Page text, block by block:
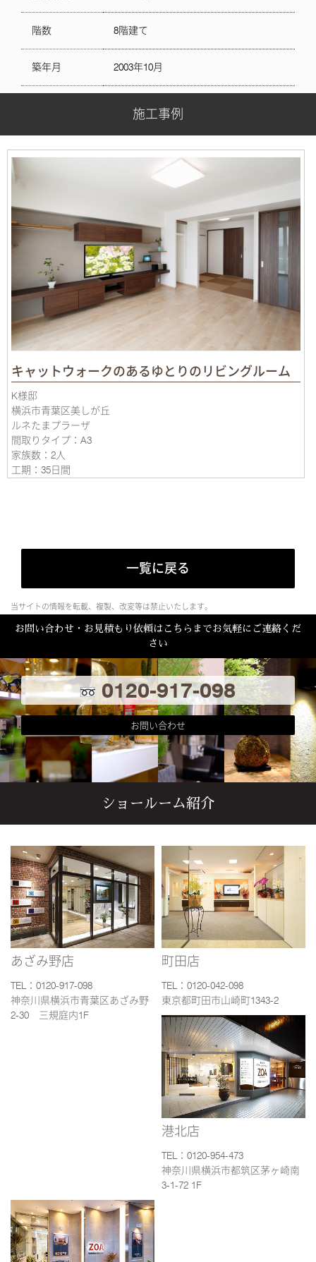
階数 8階建て
築年月 2003年10月
施工事例
キャットウォークのあるゆとりのリビングルーム
K様邸
横浜市青葉区美しが丘
ルネたまプラーザ
間取りタイプ：A3
家族数：2人
工期：35日間
一覧に戻る
当サイトの情報を転載、複製、改変等は禁止いたします。
お問い合わせ・お見積もり依頼はこちらまでお気軽にご連絡くだ
さい
0120-917-098
お問い合わせ
ショールーム紹介
あざみ野店
TEL：0120-917-098
神奈川県横浜市青葉区あざみ野
2-30 三規庭内1F
町田店
TEL：0120-042-098
東京都町田市山崎町1343-2
港北店
TEL：0120-954-473
神奈川県横浜市都筑区茅ヶ崎南
3-1-72 1F